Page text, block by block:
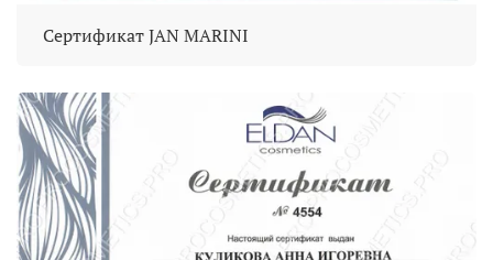
Сертификат JAN MARINI